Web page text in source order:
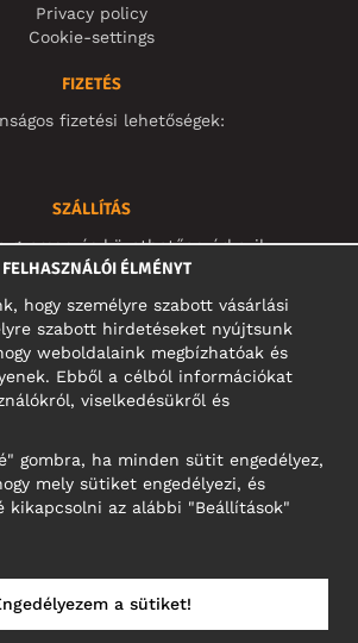
Privacy policy
Cookie-settings
FIZETÉS
fizetési lehetőségek:
SZÁLLÍTÁS
gyorsan és követhetően érkezik:
KÖZÖSSÉGI MÉDIA
A CÉG CÍME
Denim Europe OÜ
mnt 5, EE-10117 Tallinn
visszárut erre a címre!
ÉLMÉNYT
hogy személyre szabott vásárlási
szabott hirdetéseket nyújtsunk
weboldalaink megbízhatóak és
Ebből a célból információkat
viselkedésükről és
gombra, ha minden sütit engedélyez,
mely sütiket engedélyezi, és
kikapcsolni az alábbi "Beállítások"
a sütiket!